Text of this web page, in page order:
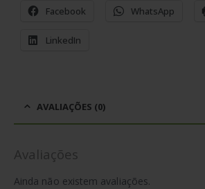
Facebook WhatsApp
LinkedIn
AVALIAÇÕES (0)
Avaliações
Ainda não existem avaliações.